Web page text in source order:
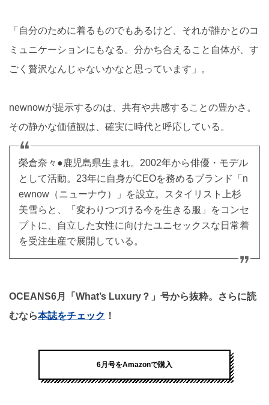
「自分のために着るものでもあるけど、それが誰かとのコ
ミュニケーションにもなる。分かち合えること自体が、す
ごく贅沢なんじゃないかなと思っています」。
newnowが提示するのは、共有や共感することの豊かさ。
その静かな価値観は、確実に時代と呼応している。
榮倉奈々●鹿児島県生まれ。2002年から俳優・モデル
として活動。23年に自身がCEOを務めるブランド「n
ewnow（ニューナウ）」を設立。スタイリスト上杉
美雪らと、「変わりつづける今を生きる服」をコンセ
プトに、自立した女性に向けたユニセックスな日常着
を受注生産で展開している。
OCEANS6月「What’s Luxury？」号から抜粋。さらに読
むなら本誌をチェック ！
6月号をAmazonで購入